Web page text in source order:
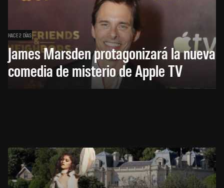
HACE 2 DÍAS
James Marsden protagonizará la nueva
comedia de misterio de Apple TV